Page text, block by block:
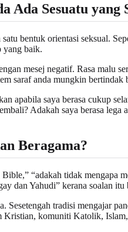
Ada Sesuatu yang
bentuk orientasi seksual.
yang baik.
mesej negatif. Rasa malu
saraf anda mungkin
apabila saya berasa cukup
Adakah saya berasa
Beragama?
“adakah tidak
dan Yahudi” kerana soalan
tradisi mengajar
Kristian, komuniti Katolik,